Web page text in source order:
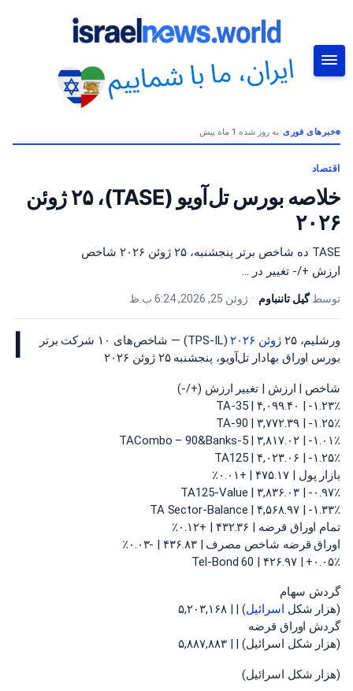
خبرهای فوری•به روز شده 1 ماه پیش
اقتصاد
خلاصه بورس تل‌آویو (TASE)، ۲۵ ژوئن
۲۰۲۶
TASE ده شاخص برتر پنجشنبه، ۲۵ ژوئن ۲۰۲۶ شاخص
ارزش +/- تغییر در …
توسطگیل تاننباوم • ژوئن 25, 2026, 6:24 ب.ظ
ورشلیم، ۲۵ ژوئن ۲۰۲۶
(TPS-IL) — شاخص‌های ۱۰ شرکت برتر
بورس اوراق بهادار تل‌آویو، پنجشنبه ۲۵ ژوئن ۲۰۲۶
شاخص | ارزش | تغییر ارزش (+/-)
TA-35 | ۴,۰۹۹.۴۰ | -۱.۲۳٪
TA-90 | ۳,۷۷۲.۳۹ | -۱.۲۵٪
TACombo – 90&Banks-5 | ۳,۸۱۷.۰۲ | -۱.۰۱٪
TA125 | ۴,۰۲۳.۰۶ | -۱.۲۵٪
بازار پول | ۴۷۵.۱۷ | +۰.۰۱٪
TA125-Value | ۳,۸۳۶.۰۳ | -۰.۹۷٪
TA Sector-Balance | ۴,۵۶۸.۹۷ | -۱.۳۳٪
تمام اوراق قرضه | ۴۳۲.۳۶ | +۰.۱۲٪
اوراق قرضه شاخص مصرف | ۴۳۶.۸۳ | -۰.۰۳٪
Tel-Bond 60 | ۴۲۶.۹۷ | +۰.۰۵٪
گردش سهام
(هزار شکل اسرائیل) | | ۵,۲۰۳,۱۶۸
گردش اوراق قرضه
(هزار شکل اسرائیل) | | ۵,۸۸۷,۸۸۳
(هزار شکل اسرائیل)